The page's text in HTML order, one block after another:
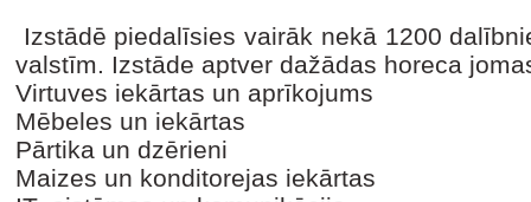
Izstādē piedalīsies vairāk nekā 1200
valstīm. Izstāde aptver dažādas horeca
Virtuves iekārtas un aprīkojums
Mēbeles un iekārtas
Pārtika un dzērieni
Maizes un konditorejas iekārtas